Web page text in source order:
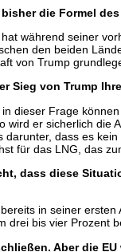
die Formel
während seiner
den beiden
von Trump
Sieg von Trump
dieser Frage
wird er sicherlich die
darunter, dass es
für das LNG, das
dass diese
in seiner ersten
drei bis vier Prozent
Aber die